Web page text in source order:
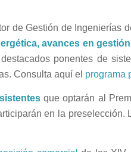
de Gestión de Ingenierías
avances en
ponentes de
Consulta aquí el programa
que optarán al
en la preselección.